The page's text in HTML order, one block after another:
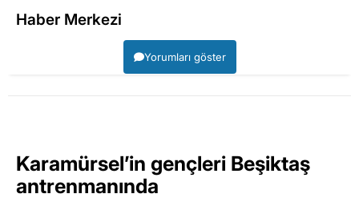
Haber Merkezi
Yorumları göster
Karamürsel’in gençleri Beşiktaş
antrenmanında